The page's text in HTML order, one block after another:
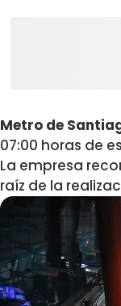
Metro de
07:00 horas de
La empresa
raíz de la